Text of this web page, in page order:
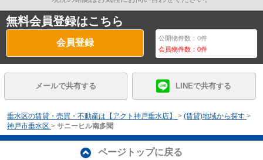
無料会員登録はこちら
会員登録 公開物件数：0件
会員物件数：0件
メールで共有する LINEで共有する
垂水区の賃貸・売買・不動産は【アクト神戸垂水店】 > (賃貸)地域から探す >
神戸市垂水区 > サニーヒル南多聞
ページトップに戻る